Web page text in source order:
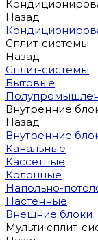
Назад
Сплит-системы
Назад
Сплит-системы
Бытовые
Внутренние
Назад
Внутренние
Канальные
Кассетные
Колонные
Напольно-
Настенные
Внешние блоки
Мульти сплит-